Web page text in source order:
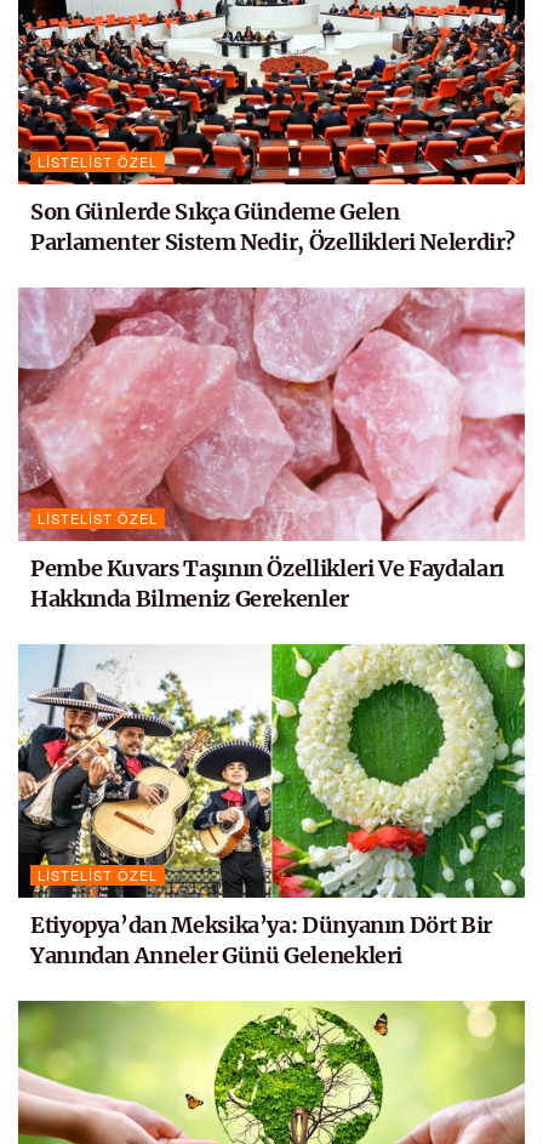
LISTELIST ÖZEL
Son Günlerde Sıkça Gündeme Gelen
Parlamenter Sistem Nedir, Özellikleri Nelerdir?
LISTELIST ÖZEL
Pembe Kuvars Taşının Özellikleri Ve Faydaları
Hakkında Bilmeniz Gerekenler
LISTELIST ÖZEL
Etiyopya’dan Meksika’ya: Dünyanın Dört Bir
Yanından Anneler Günü Gelenekleri